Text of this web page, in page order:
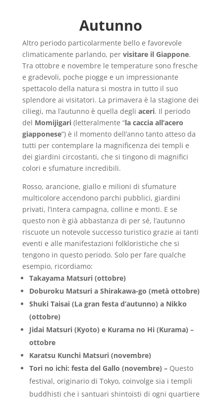
Autunno
Altro periodo particolarmente bello e favorevole
climaticamente parlando, per visitare il Giappone.
Tra ottobre e novembre le temperature sono fresche
e gradevoli, poche piogge e un impressionante
spettacolo della natura si mostra in tutto il suo
splendore ai visitatori. La primavera è la stagione dei
ciliegi, ma l’autunno è quella degli aceri. Il periodo
del Momijigari (letteralmente “la caccia all’acero
giapponese”) è il momento dell’anno tanto atteso da
tutti per contemplare la magnificenza dei templi e
dei giardini circostanti, che si tingono di magnifici
colori e sfumature incredibili.
Rosso, arancione, giallo e milioni di sfumature
multicolore accendono parchi pubblici, giardini
privati, l’intera campagna, colline e monti. E se
questo non è già abbastanza di per sé, l’autunno
riscuote un notevole successo turistico grazie ai tanti
eventi e alle manifestazioni folkloristiche che si
tengono in questo periodo. Solo per fare qualche
esempio, ricordiamo:
Takayama Matsuri (ottobre)
Doburoku Matsuri a Shirakawa-go (metà ottobre)
Shuki Taisai (La gran festa d’autunno) a Nikko
(ottobre)
Jidai Matsuri (Kyoto) e Kurama no Hi (Kurama) –
ottobre
Karatsu Kunchi Matsuri (novembre)
Tori no ichi: festa del Gallo (novembre) – Questo
festival, originario di Tokyo, coinvolge sia i templi
buddhisti che i santuari shintoisti di ogni quartiere